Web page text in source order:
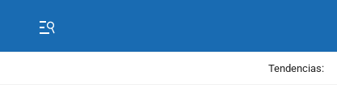
Tendencias: